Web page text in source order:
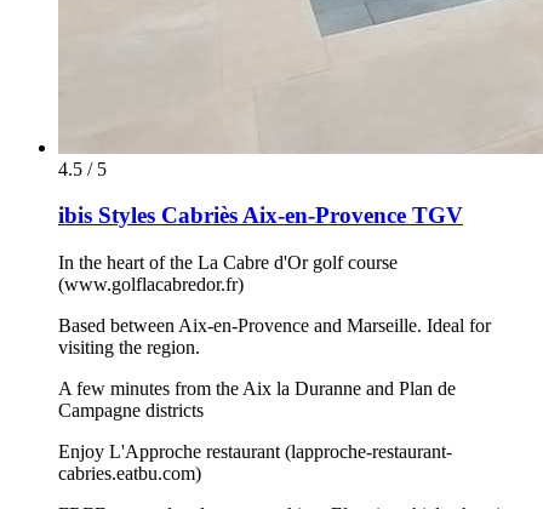
4.5 / 5
ibis Styles Cabriès Aix-en-Provence TGV
In the heart of the La Cabre d'Or golf course
(www.golflacabredor.fr)
Based between Aix-en-Provence and Marseille. Ideal for
visiting the region.
A few minutes from the Aix la Duranne and Plan de
Campagne districts
Enjoy L'Approche restaurant (lapproche-restaurant-
cabries.eatbu.com)